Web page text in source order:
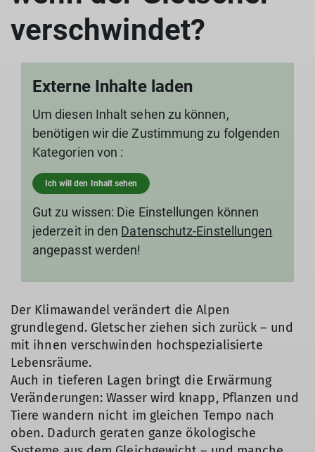
verschwindet?
Externe Inhalte laden
Um diesen Inhalt sehen zu können,
benötigen wir die Zustimmung zu folgenden
Kategorien von :
Ich will den Inhalt sehen
Gut zu wissen: Die Einstellungen können
jederzeit in den Datenschutz-Einstellungen
angepasst werden!
Der Klimawandel verändert die Alpen
grundlegend. Gletscher ziehen sich zurück – und
mit ihnen verschwinden hochspezialisierte
Lebensräume.
Auch in tieferen Lagen bringt die Erwärmung
Veränderungen: Wasser wird knapp, Pflanzen und
Tiere wandern nicht im gleichen Tempo nach
oben. Dadurch geraten ganze ökologische